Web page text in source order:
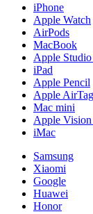
iPhone
Apple Watch
AirPods
MacBook
Apple
iPad
Apple Pencil
Apple AirTag
Mac mini
Apple
iMac
Samsung
Xiaomi
Google
Huawei
Honor